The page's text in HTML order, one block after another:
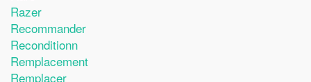
Razer
Recommander
Reconditionn
Remplacement
Remplacer